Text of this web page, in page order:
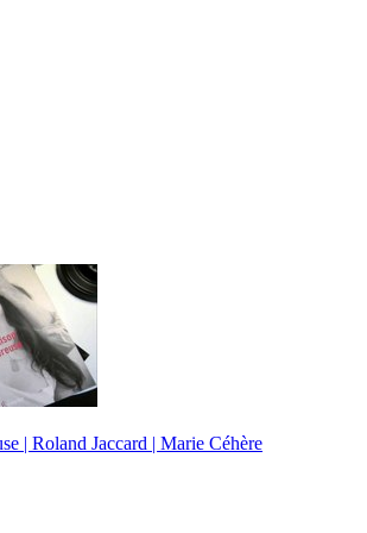
| Roland Jaccard | Marie Céhère